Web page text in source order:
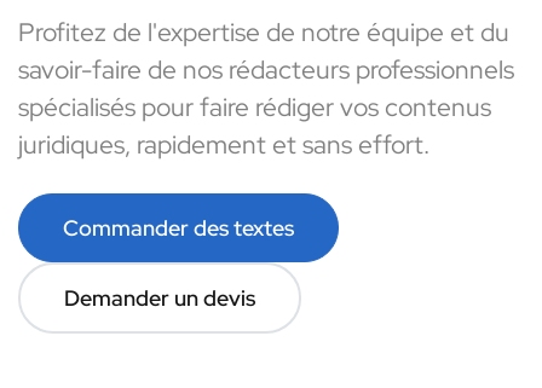
Profitez de l'expertise de notre équipe et du
savoir-faire de nos rédacteurs professionnels
spécialisés pour faire rédiger vos contenus
juridiques, rapidement et sans effort.
Commander des textes
Demander un devis